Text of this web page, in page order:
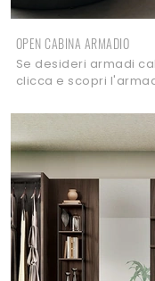
OPEN CABINA ARMADIO
Se desideri armadi
clicca e scopri